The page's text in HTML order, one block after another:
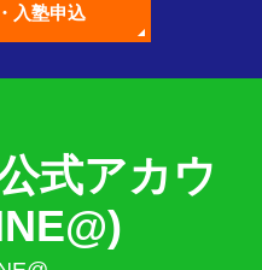
入塾申込
式アカウ